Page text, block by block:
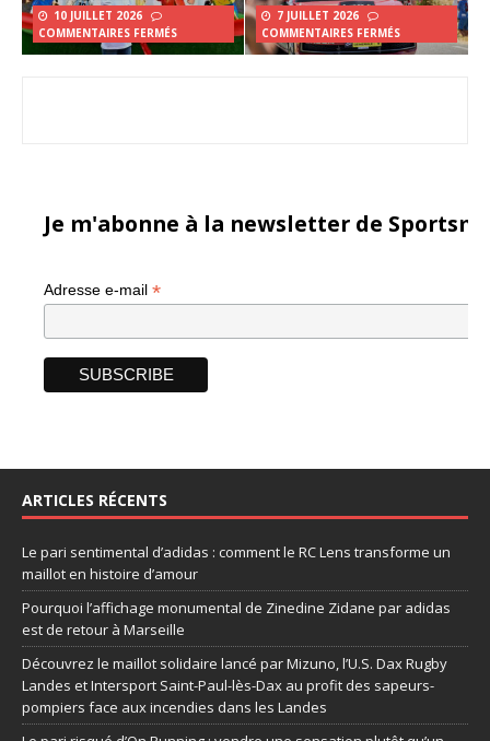
10 JUILLET 2026
COMMENTAIRES FERMÉS
7 JUILLET 2026
COMMENTAIRES FERMÉS
Je m'abonne à la newsletter de
Adresse e-mail *
ARTICLES RÉCENTS
Le pari sentimental d’adidas : comment le RC Lens transforme un
maillot en histoire d’amour
Pourquoi l’affichage monumental de Zinedine Zidane par adidas
est de retour à Marseille
Découvrez le maillot solidaire lancé par Mizuno, l’U.S. Dax Rugby
Landes et Intersport Saint-Paul-lès-Dax au profit des sapeurs-
pompiers face aux incendies dans les Landes